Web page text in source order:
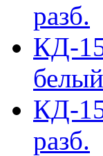
разб.
КД-
КД-
разб.